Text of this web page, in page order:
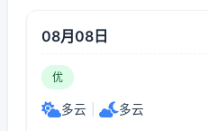
08月08日
优
多云 多云